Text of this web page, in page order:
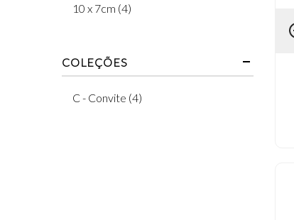
10 x 7cm (4)
COLEÇÕES
C - Convite (4)